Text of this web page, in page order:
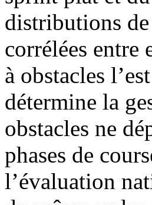
distributions
corrélées entre
à obstacles
détermine la
obstacles ne
phases de
l’évaluation